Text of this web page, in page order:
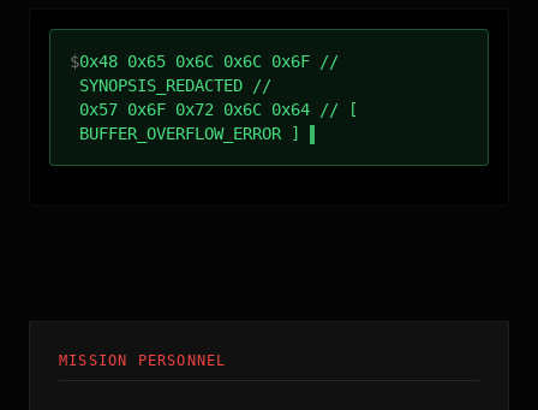
$0x48 0x65 0x6C 0x6C 0x6F //
SYNOPSIS_REDACTED //
0x57 0x6F 0x72 0x6C 0x64 // [
BUFFER_OVERFLOW_ERROR ]
MISSION PERSONNEL